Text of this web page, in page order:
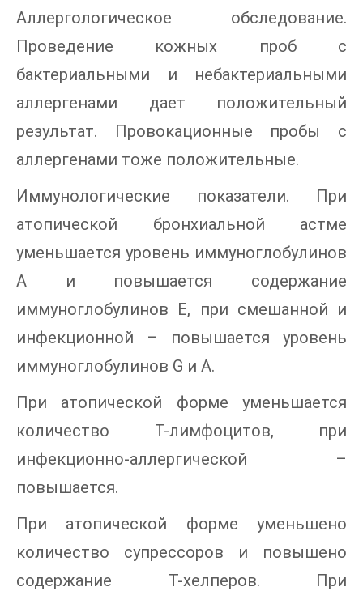
Аллергологическое обследование.
Проведение кожных проб с
бактериальными и небактериальными
аллергенами дает положительный
результат. Провокационные пробы с
аллергенами тоже положительные.
Иммунологические показатели. При
атопической бронхиальной астме
уменьшается уровень иммуноглобулинов
А и повышается содержание
иммуноглобулинов Е, при смешанной и
инфекционной – повышается уровень
иммуноглобулинов G и А.
При атопической форме уменьшается
количество Т-лимфоцитов, при
инфекционно-аллергической –
повышается.
При атопической форме уменьшено
количество супрессоров и повышено
содержание Т-хелперов. При